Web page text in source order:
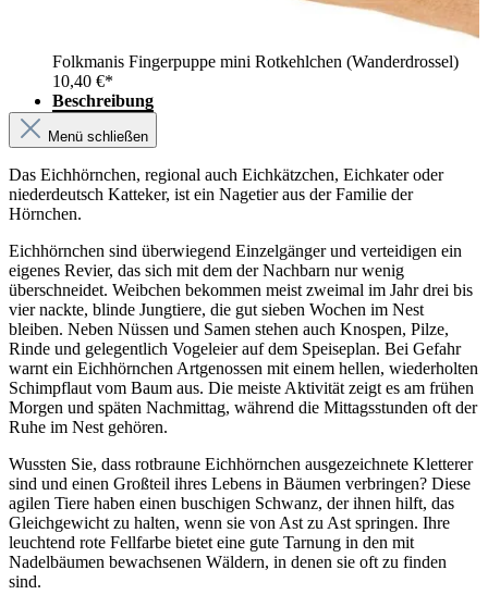
Folkmanis Fingerpuppe mini Rotkehlchen (Wanderdrossel)
10,40 €*
Beschreibung
Menü schließen
Das Eichhörnchen, regional auch Eichkätzchen, Eichkater oder
niederdeutsch Katteker, ist ein Nagetier aus der Familie der
Hörnchen.
Eichhörnchen sind überwiegend Einzelgänger und verteidigen ein
eigenes Revier, das sich mit dem der Nachbarn nur wenig
überschneidet. Weibchen bekommen meist zweimal im Jahr drei bis
vier nackte, blinde Jungtiere, die gut sieben Wochen im Nest
bleiben. Neben Nüssen und Samen stehen auch Knospen, Pilze,
Rinde und gelegentlich Vogeleier auf dem Speiseplan. Bei Gefahr
warnt ein Eichhörnchen Artgenossen mit einem hellen, wiederholten
Schimpflaut vom Baum aus. Die meiste Aktivität zeigt es am frühen
Morgen und späten Nachmittag, während die Mittagsstunden oft der
Ruhe im Nest gehören.
Wussten Sie, dass rotbraune Eichhörnchen ausgezeichnete Kletterer
sind und einen Großteil ihres Lebens in Bäumen verbringen? Diese
agilen Tiere haben einen buschigen Schwanz, der ihnen hilft, das
Gleichgewicht zu halten, wenn sie von Ast zu Ast springen. Ihre
leuchtend rote Fellfarbe bietet eine gute Tarnung in den mit
Nadelbäumen bewachsenen Wäldern, in denen sie oft zu finden
sind.